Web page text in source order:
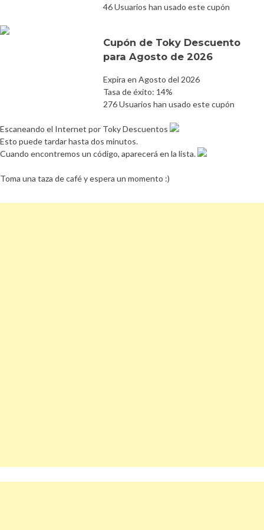
46 Usuarios han usado este cupón
Cupón de Toky Descuento
para Agosto de 2026
Expira en Agosto del 2026
Tasa de éxito: 14%
276 Usuarios han usado este cupón
Escaneando el Internet por Toky Descuentos
Esto puede tardar hasta dos minutos.
Cuando encontremos un código, aparecerá en la lista.
Toma una taza de café y espera un momento :)